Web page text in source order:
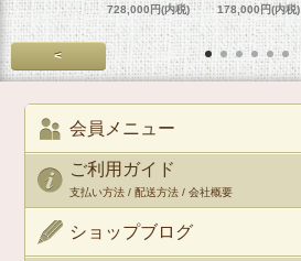
728,000円(内税) 178,000円(内税)
<
会員メニュー
ご利用ガイド
支払い方法 / 配送方法 / 会社概要
ショップブログ